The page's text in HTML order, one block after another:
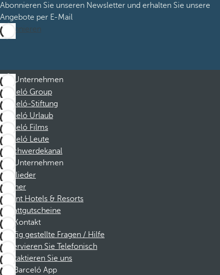
Abonnieren Sie unseren Newsletter und erhalten Sie unsere
Angebote per E-Mail
Abonnieren
Unternehmen
Barceló Group
Barceló-Stiftung
Barceló Urlaub
Barceló Films
Barceló Leute
Beschwerdekanal
Unternehmen
Mitglieder
Partner
Dorint Hotels & Resorts
Rabattgutscheine
Kontakt
Häufig gestellte Fragen / Hilfe
Reservieren Sie Telefonisch
Kontaktieren Sie uns
Barceló App